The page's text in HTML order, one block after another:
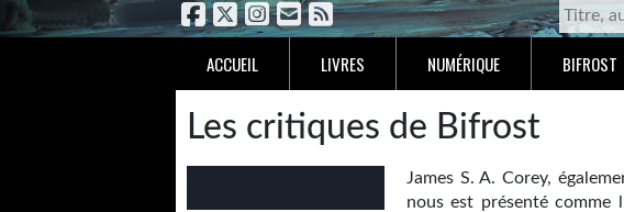
ACCUEIL LIVRES NUMÉRIQUE BIFROST
Les critiques de Bifrost
James S. A. Corey,
nous est présenté comme